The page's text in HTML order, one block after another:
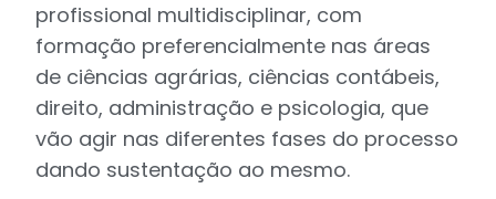
profissional multidisciplinar, com
formação preferencialmente nas áreas
de ciências agrárias, ciências contábeis,
direito, administração e psicologia, que
vão agir nas diferentes fases do processo
dando sustentação ao mesmo.